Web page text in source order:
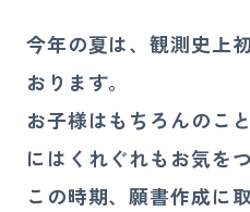
講師募集
お電話080-
受付時間 10:00〜
今年の夏は、観測史上
おります。
お子様はもちろんのこ
にはくれぐれもお気を
この時期、願書作成に